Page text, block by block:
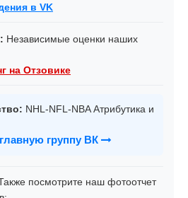
в VK
Независимые оценки наших
на Отзовике
NHL-NFL-NBA Атрибутика и
группу ВК
посмотрите наш фотоотчет